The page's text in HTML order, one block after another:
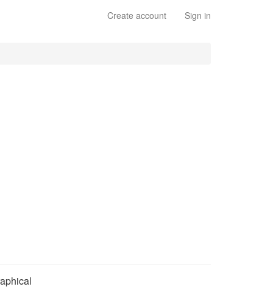
Create account Sign in